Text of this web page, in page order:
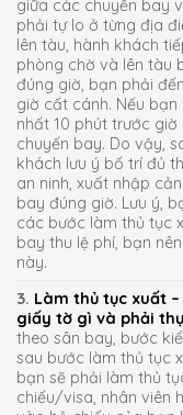
giữa các chuyến bay
phải tự lo ở từng địa
lên tàu, hành khách
phòng chờ và lên tàu
đúng giờ, bạn phải
giờ cất cánh. Nếu
nhất 10 phút trước
chuyến bay. Do vậy,
khách lưu ý bố trí đủ
an ninh, xuất nhập
bay đúng giờ. Lưu ý,
các bước làm thủ tục
bay thu lệ phí, bạn
này.
3. Làm thủ tục xuất
giấy tờ gì và phải
theo sân bay, bước
sau bước làm thủ tục
bạn sẽ phải làm thủ
chiếu/visa, nhân viên